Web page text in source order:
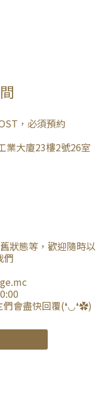
，必須預約
業大廈23樓2號26室
狀態等，歡迎隨時以
們
們會盡快回覆(❛◡❛✿)